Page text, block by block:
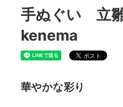
手ぬぐい 立
kenema
華やかな彩り